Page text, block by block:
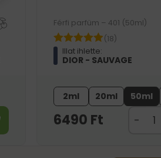
Férfi parfüm – 401 (50ml)
(18)
Illat ihlette:
DIOR - SAUVAGE
2ml 20ml 50ml
6490 Ft